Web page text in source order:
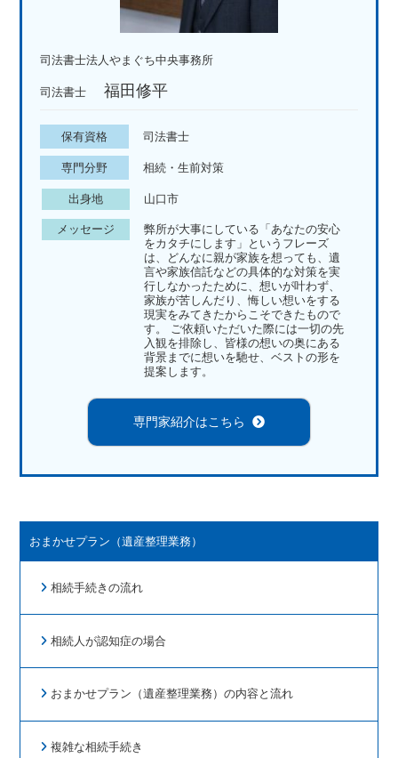
司法書士法人やまぐち中央事務所
司法書士 福田修平
保有資格 司法書士
専門分野 相続・生前対策
出身地 山口市
メッセージ
弊所が大事にしている「あなたの安心
をカタチにします」というフレーズ
は、どんなに親が家族を想っても、遺
言や家族信託などの具体的な対策を実
行しなかったために、想いが叶わず、
家族が苦しんだり、悔しい想いをする
現実をみてきたからこそできたもので
す。 ご依頼いただいた際には一切の先
入観を排除し、皆様の想いの奥にある
背景までに想いを馳せ、ベストの形を
提案します。
専門家紹介はこちら
おまかせプラン（遺産整理業務）
相続手続きの流れ
相続人が認知症の場合
おまかせプラン（遺産整理業務）の内容と流れ
複雑な相続手続き